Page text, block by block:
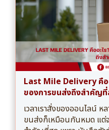
Last Mile Delivery คือ
ของการขนส่งถึงสำคัญ
เวลาเราสั่งของออนไลน์ ห
ขนส่งก็เหมือนกันหมด แต่